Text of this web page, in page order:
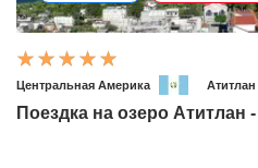
Центральная Америка Атитлан
Поездка на озеро Атитлан